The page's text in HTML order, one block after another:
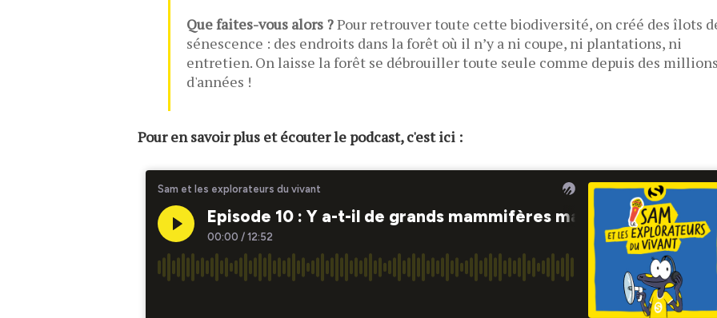
Que faites-vous alors ?Pour retrouver toute cette biodiversité, on créé des îlots
sénescence : des endroits dans la forêt où il n’y a ni coupe, ni plantations, ni
entretien. On laisse la forêt se débrouiller toute seule comme depuis des
d'années !
Pour en savoir plus et écouter le podcast, c'est ici :